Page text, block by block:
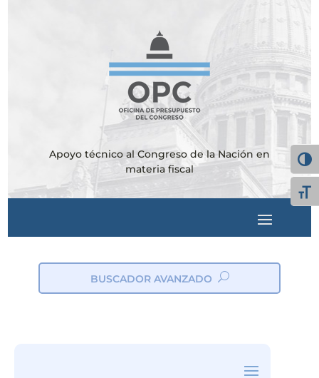
Apoyo técnico al Congreso de la Nación en
materia fiscal
BUSCADOR AVANZADO